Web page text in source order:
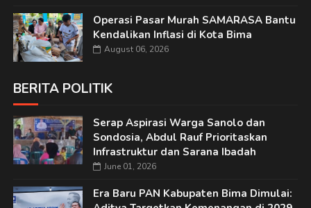
Operasi Pasar Murah SAMARASA Bantu
Kendalikan Inflasi di Kota Bima
August 06, 2026
BERITA POLITIK
Serap Aspirasi Warga Sanolo dan
Sondosia, Abdul Rauf Prioritaskan
Infrastruktur dan Sarana Ibadah
June 01, 2026
Era Baru PAN Kabupaten Bima Dimulai: